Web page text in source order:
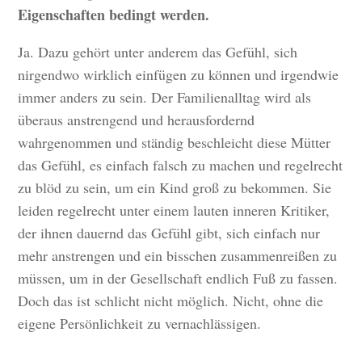
Eigenschaften bedingt werden.
Ja. Dazu gehört unter anderem das Gefühl, sich
nirgendwo wirklich einfügen zu können und irgendwie
immer anders zu sein. Der Familienalltag wird als
überaus anstrengend und herausfordernd
wahrgenommen und ständig beschleicht diese Mütter
das Gefühl, es einfach falsch zu machen und regelrecht
zu blöd zu sein, um ein Kind groß zu bekommen. Sie
leiden regelrecht unter einem lauten inneren Kritiker,
der ihnen dauernd das Gefühl gibt, sich einfach nur
mehr anstrengen und ein bisschen zusammenreißen zu
müssen, um in der Gesellschaft endlich Fuß zu fassen.
Doch das ist schlicht nicht möglich. Nicht, ohne die
eigene Persönlichkeit zu vernachlässigen.